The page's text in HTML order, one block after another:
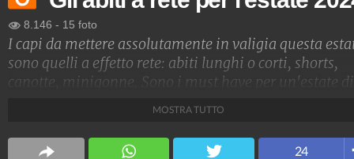
8.146 - 15 foto
I capi da mettere assolutamente in valigia questa
sono quelli a effetto rete: abiti lunghi o corti, shorts,
canotte, minigonne. Sono i must have per un'estate di
Stile e trend
1.515.104.826 1.957 video 138.074 foto
MOSTRA TUTTO
24